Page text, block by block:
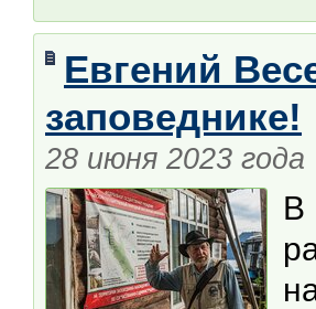
Евгений
заповеднике!
28 июня 2023 года
В